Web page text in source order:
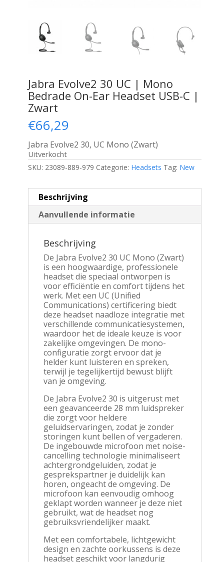
Jabra Evolve2 30 UC | Mono
Bedrade On-Ear Headset USB-C |
Zwart
€66,29
Jabra Evolve2 30, UC Mono (Zwart)
Uitverkocht
SKU: 23089-889-979 Categorie: Headsets Tag: New
Beschrijving
Aanvullende informatie
Beschrijving
De Jabra Evolve2 30 UC Mono (Zwart)
is een hoogwaardige, professionele
headset die speciaal ontworpen is
voor efficiëntie en comfort tijdens het
werk. Met een UC (Unified
Communications) certificering biedt
deze headset naadloze integratie met
verschillende communicatiesystemen,
waardoor het de ideale keuze is voor
zakelijke omgevingen. De mono-
configuratie zorgt ervoor dat je
helder kunt luisteren en spreken,
terwijl je tegelijkertijd bewust blijft
van je omgeving.
De Jabra Evolve2 30 is uitgerust met
een geavanceerde 28 mm luidspreker
die zorgt voor heldere
geluidservaringen, zodat je zonder
storingen kunt bellen of vergaderen.
De ingebouwde microfoon met noise-
cancelling technologie minimaliseert
achtergrondgeluiden, zodat je
gesprekspartner je duidelijk kan
horen, ongeacht de omgeving. De
microfoon kan eenvoudig omhoog
geklapt worden wanneer je deze niet
gebruikt, wat de headset nog
gebruiksvriendelijker maakt.
Met een comfortabele, lichtgewicht
design en zachte oorkussens is deze
headset geschikt voor langdurig